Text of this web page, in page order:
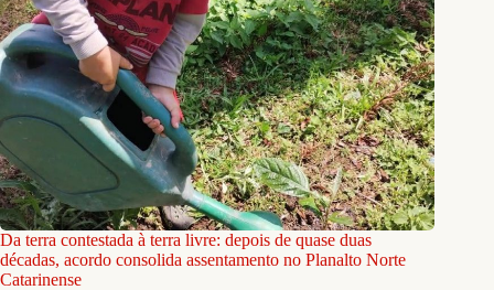
Da terra contestada à terra livre: depois de quase duas
décadas, acordo consolida assentamento no Planalto Norte
Catarinense